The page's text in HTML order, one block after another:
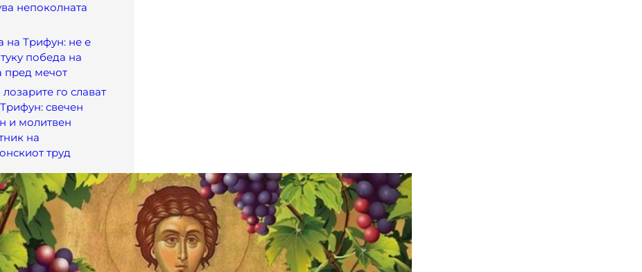
непоколната
на Трифун: не е
победа на
пред мечот
го слават
свечен
и молитвен
на
труд